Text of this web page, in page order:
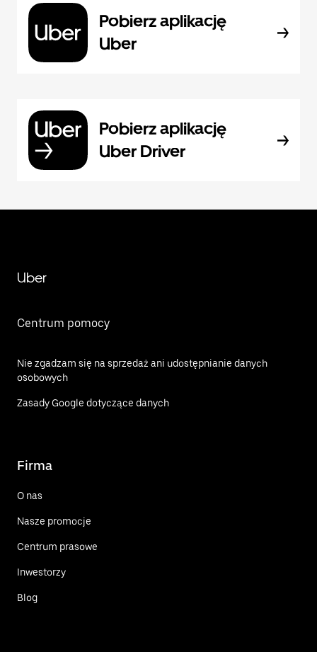
Pobierz aplikację
Uber
Pobierz aplikację
Uber Driver
Uber
Centrum pomocy
Nie zgadzam się na sprzedaż ani udostępnianie danych
osobowych
Zasady Google dotyczące danych
Firma
O nas
Nasze promocje
Centrum prasowe
Inwestorzy
Blog